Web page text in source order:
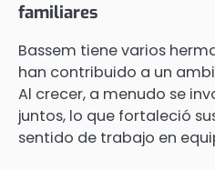
familiares
Bassem tiene varios
han contribuido a un
Al crecer, a menudo se
juntos, lo que fortaleció
sentido de trabajo en